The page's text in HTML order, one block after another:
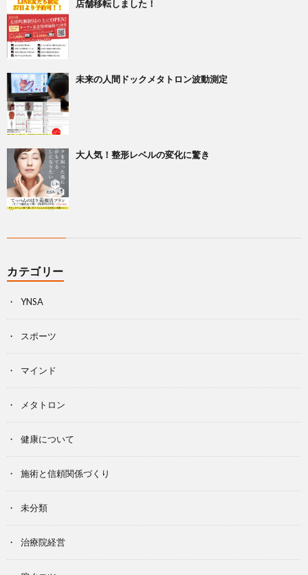
店舗移転しました！
未来の人間ドックメタトロン波動測定
大人気！整形レベルの変化に驚き
カテゴリー
YNSA
スポーツ
マインド
メタトロン
健康について
施術と信頼関係づくり
未分類
治療院経営